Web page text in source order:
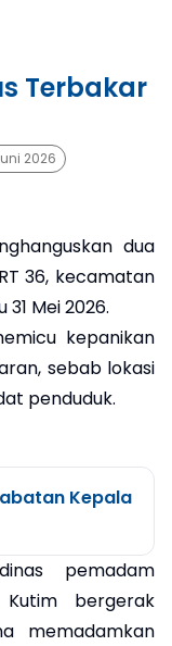
Terbakar
2026
dua
36, kecamatan
Mei 2026.
kepanikan
sebab lokasi
penduduk.
Kepala
pemadam
bergerak
memadamkan